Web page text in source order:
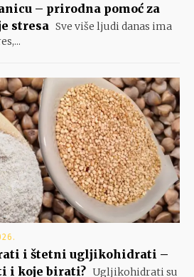
– prirodna pomoć za
stresa Sve više ljudi danas ima
i štetni ugljikohidrati –
i koje birati? Ugljikohidrati su